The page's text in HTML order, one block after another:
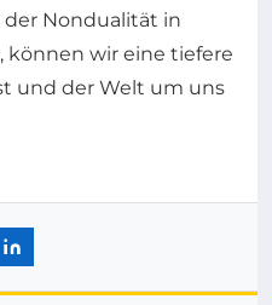
Nondualität in
können wir eine tiefere
und der Welt um uns